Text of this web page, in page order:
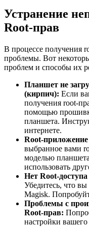
Устранение
Root-прав
В процессе получения
проблемы. Вот
проблем и способы их
Планшет не
(кирпич): Если
получения root-
помощью
планшета.
интернете.
Root-приложение
выбранное вами
моделью
использовать
Нет Root-
Убедитесь, что
Magisk.
Проблемы с
Root-прав:
настройки